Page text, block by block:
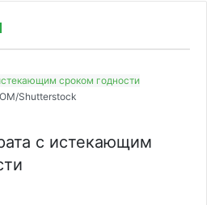
Shutterstoсk
с истекающим